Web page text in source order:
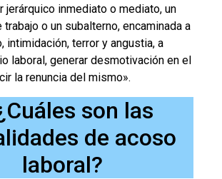
jerárquico inmediato o mediato, un
o un subalterno, encaminada a
intimidación, terror y angustia, a
laboral, generar desmotivación en el
la renuncia del mismo».
son las
de acoso
laboral?